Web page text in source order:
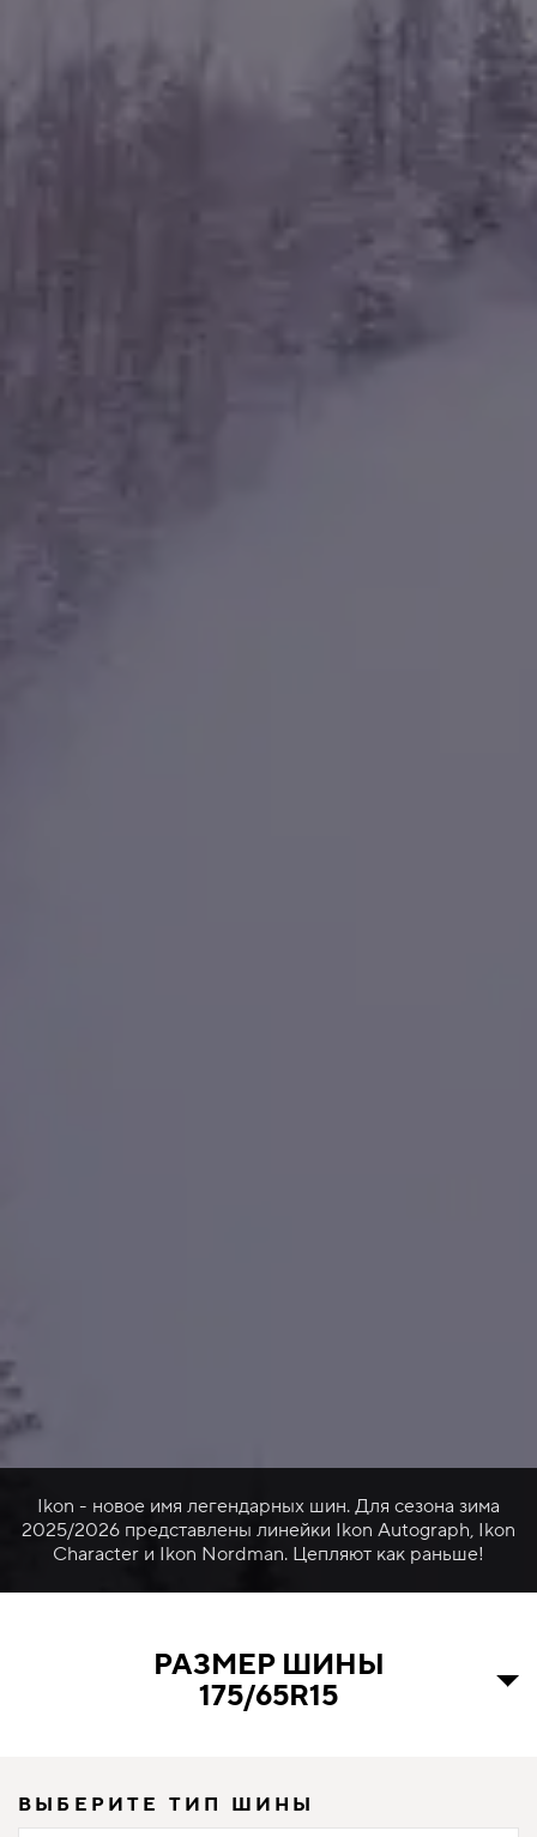
Ikon - новое имя легендарных шин. Для сезона зима
2025/2026 представлены линейки Ikon Autograph, Ikon
Character и Ikon Nordman. Цепляют как раньше!
РАЗМЕР ШИНЫ
175/65R15
ВЫБЕРИТЕ ТИП ШИНЫ